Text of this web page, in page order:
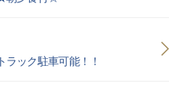
ック駐車可能！！